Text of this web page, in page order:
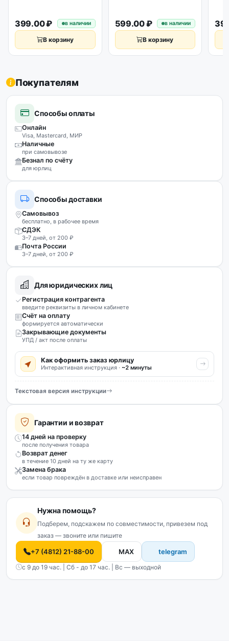
399.00 ₽ в наличии
В корзину
599.00 ₽ в наличии
В корзину
Покупателям
Способы оплаты
Онлайн
Visa, Mastercard, МИР
Наличные
при самовывозе
Безнал по счёту
для юрлиц
Способы доставки
Самовывоз
бесплатно, в рабочее время
СДЭК
3–7 дней, от 200 ₽
Почта России
3–7 дней, от 200 ₽
Для юридических лиц
Регистрация контрагента
введите реквизиты в личном кабинете
Счёт на оплату
формируется автоматически
Закрывающие документы
УПД / акт после оплаты
Как оформить заказ юрлицу
Интерактивная инструкция · ~2 минуты
Текстовая версия инструкции
Гарантии и возврат
14 дней на проверку
после получения товара
Возврат денег
в течение 10 дней на ту же карту
Замена брака
если товар повреждён в доставке или неисправен
Нужна помощь?
Подберем, подскажем по совместимости, привезем под
заказ — звоните или пишите
+7 (4812) 21-88-00 MAX telegram
с 9 до 19 час. | Сб - до 17 час. | Вс — выходной